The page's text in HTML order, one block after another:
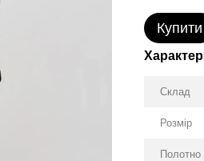
Купити
Склад
Розмір
Полотно